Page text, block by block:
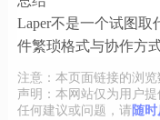
Laper不是一个试图
件繁琐格式与协作方
注意：本页面链接的浏览
声明：本网站仅为用户
任何建议或问题，请随时